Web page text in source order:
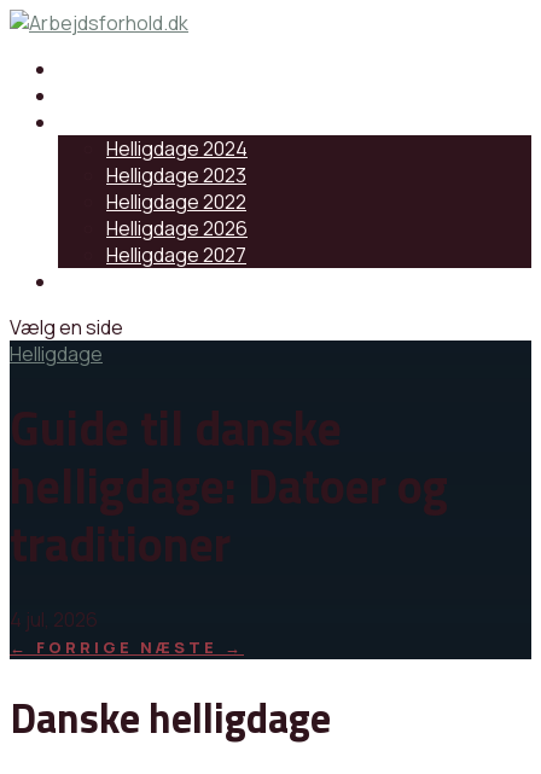
Helligdage 2024
Helligdage 2023
Helligdage 2022
Helligdage 2026
Helligdage 2027
Vælg en side
Helligdage
Guide til danske
helligdage: Datoer og
traditioner
4 jul, 2026
← FORRIGE NÆSTE →
Danske helligdage